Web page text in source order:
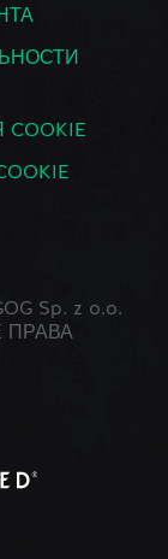
Sp. z o.o.
ПРАВА